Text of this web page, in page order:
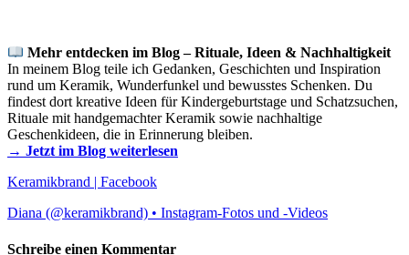
Mehr entdecken im Blog – Rituale, Ideen & Nachhaltigkeit
In meinem Blog teile ich Gedanken, Geschichten und Inspiration
rund um Keramik, Wunderfunkel und bewusstes Schenken. Du
findest dort kreative Ideen für Kindergeburtstage und Schatzsuchen,
Rituale mit handgemachter Keramik sowie nachhaltige
Geschenkideen, die in Erinnerung bleiben.
→ Jetzt im Blog weiterlesen
Keramikbrand | Facebook
Diana (@keramikbrand) • Instagram-Fotos und -Videos
Schreibe einen Kommentar